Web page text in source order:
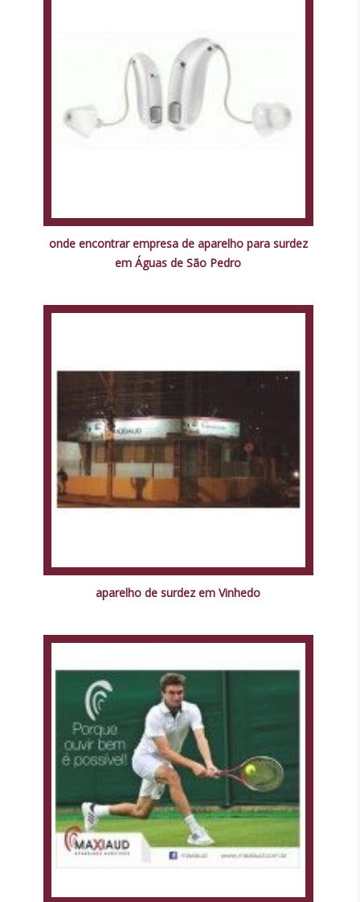
onde encontrar empresa de aparelho para surdez
em Águas de São Pedro
aparelho de surdez em Vinhedo